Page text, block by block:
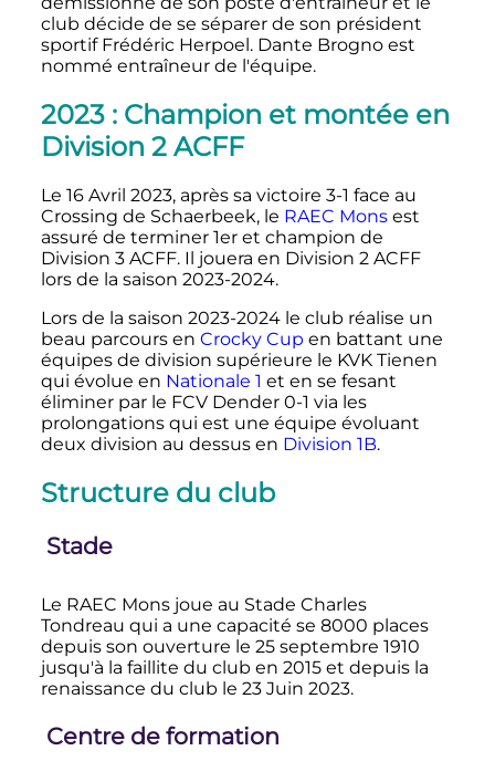
club décide de se séparer de son président
sportif Frédéric Herpoel. Dante Brogno est
nommé entraîneur de l'équipe.
2023 : Champion et montée en
Division 2 ACFF
Le 16 Avril 2023, après sa victoire 3-1 face au
Crossing de Schaerbeek, le RAEC Monsest
assuré de terminer 1er et champion de
Division 3 ACFF. Il jouera en Division 2 ACFF
lors de la saison 2023-2024.
Lors de la saison 2023-2024 le club réalise un
beau parcours en Crocky Cup en battant une
équipes de division supérieure le KVK Tienen
qui évolue en Nationale 1 et en se fesant
éliminer par le FCV Dender 0-1 via les
prolongations qui est une équipe évoluant
deux division au dessus en Division 1B.
Structure du club
Stade
Le RAEC Mons joue au Stade Charles
Tondreau qui a une capacité se 8000 places
depuis son ouverture le 25 septembre 1910
jusqu'à la faillite du club en 2015 et depuis la
renaissance du club le 23 Juin 2023.
Centre de formation